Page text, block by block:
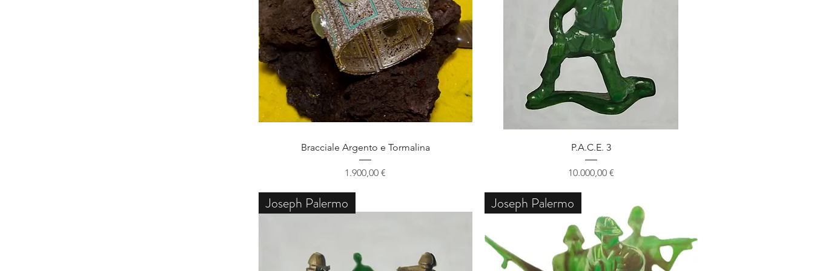
Schnellansicht
Bracciale Argento e Tormalina
Preis
1.900,00 €
Schnellansicht
P.A.C.E. 3
Preis
10.000,00 €
Joseph Palermo Joseph Palermo